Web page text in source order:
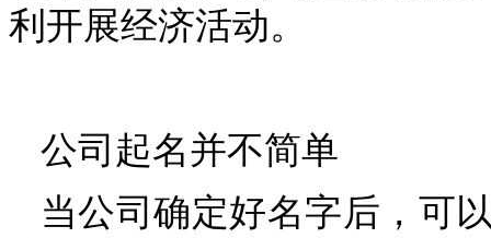
利开展经济活动。
公司起名并不简单
当公司确定好名字后，可